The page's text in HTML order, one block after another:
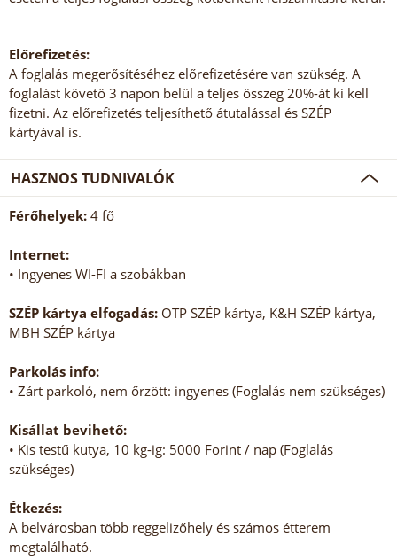
Előrefizetés:
A foglalás megerősítéséhez előrefizetésére van szükség. A
foglalást követő 3 napon belül a teljes összeg 20%-át ki kell
fizetni. Az előrefizetés teljesíthető átutalással és SZÉP
kártyával is.
HASZNOS TUDNIVALÓK
Férőhelyek: 4 fő
Internet:
• Ingyenes WI-FI a szobákban
SZÉP kártya elfogadás: OTP SZÉP kártya, K&H SZÉP kártya,
MBH SZÉP kártya
Parkolás info:
• Zárt parkoló, nem őrzött: ingyenes (Foglalás nem szükséges)
Kisállat bevihető:
• Kis testű kutya, 10 kg-ig: 5000 Forint / nap (Foglalás
szükséges)
Étkezés:
A belvárosban több reggelizőhely és számos étterem
megtalálható.